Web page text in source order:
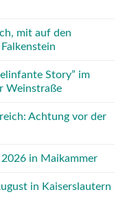
mit auf den
Story” im
Weinstraße
Achtung vor der
in Maikammer
in Kaiserslautern